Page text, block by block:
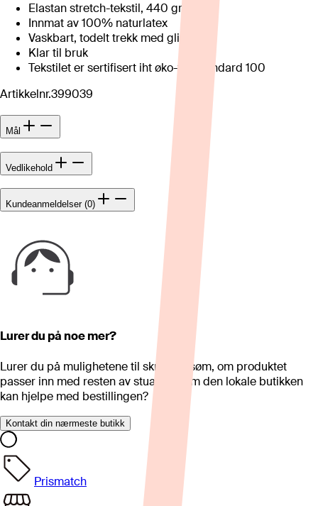
Elastan stretch-tekstil, 440 gram
Innmat av 100% naturlatex
Vaskbart, todelt trekk med glidelås
Klar til bruk
Tekstilet er sertifisert iht øko-tex standard 100
Artikkelnr.399039
Mål
Vedlikehold
Kundeanmeldelser (0)
Lurer du på noe mer?
Lurer du på mulighetene til skreddersøm, om produktet
passer inn med resten av stua eller om den lokale butikken
kan hjelpe med bestillingen?
Kontakt din nærmeste butikk
Prismatch